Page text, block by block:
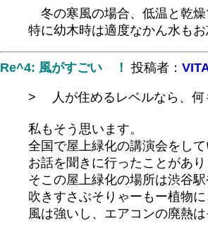
冬の寒風の場合、低温と乾燥
特に幼木時は適度なかん水もお
Re^4: 風がすごい ！ 投稿者：
> 人が住めるレベルなら、何
私もそう思います。
全国で屋上緑化の講演会をし
お話を聞きに行ったことがあり
そこの屋上緑化の場所は渋谷
吹きすさぶそりゃーもー植物
風は強いし、エアコンの廃熱は